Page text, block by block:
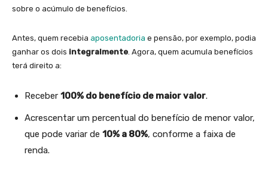
sobre o acúmulo de benefícios.
Antes, quem recebia aposentadoria e pensão, por exemplo, podia
ganhar os dois integralmente. Agora, quem acumula benefícios
terá direito a:
Receber 100% do benefício de maior valor.
Acrescentar um percentual do benefício de menor valor,
que pode variar de 10% a 80%, conforme a faixa de
renda.